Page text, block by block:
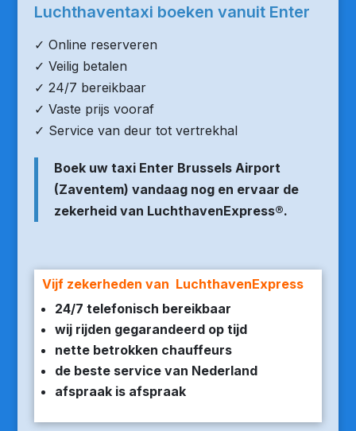
Luchthaventaxi boeken vanuit Enter
✓ Online reserveren
✓ Veilig betalen
✓ 24/7 bereikbaar
✓ Vaste prijs vooraf
✓ Service van deur tot vertrekhal
Boek uw taxi Enter Brussels Airport
(Zaventem) vandaag nog en ervaar de
zekerheid van LuchthavenExpress®.
Vijf zekerheden van LuchthavenExpress
24/7 telefonisch bereikbaar
wij rijden gegarandeerd op tijd
nette betrokken chauffeurs
de beste service van Nederland
afspraak is afspraak